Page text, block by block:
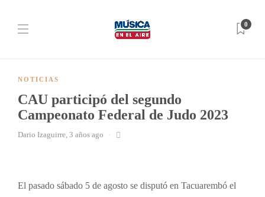
0
NOTICIAS
CAU participó del segundo
Campeonato Federal de Judo 2023
Dario Izaguirre, 3 años ago
El pasado sábado 5 de agosto se disputó en Tacuarembó el